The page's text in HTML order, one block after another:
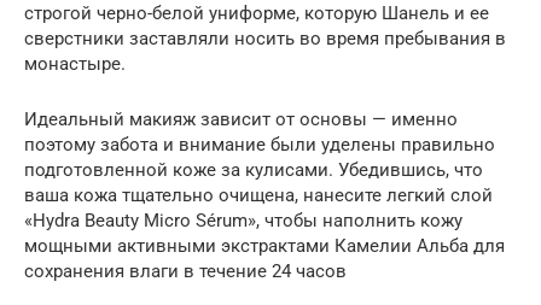
строгой черно-белой униформе, которую Шанель и ее
сверстники заставляли носить во время пребывания в
монастыре.
Идеальный макияж зависит от основы — именно
поэтому забота и внимание были уделены правильно
подготовленной коже за кулисами. Убедившись, что
ваша кожа тщательно очищена, нанесите легкий слой
«Hydra Beauty Micro Sérum», чтобы наполнить кожу
мощными активными экстрактами Камелии Альба для
сохранения влаги в течение 24 часов